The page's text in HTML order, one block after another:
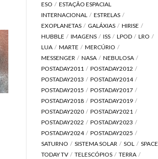
ESO
ESTAÇÃO ESPACIAL
INTERNACIONAL
ESTRELAS
EXOPLANETAS
GALÁXIAS
HIRISE
HUBBLE
IMAGENS ISS LPOD
LRO
LUA
MARTE
MERCÚRIO
MESSENGER
NASA
NEBULOSA
POSTADAY2011
POSTADAY2012
POSTADAY2013
POSTADAY2014
POSTADAY2015
POSTADAY2017
POSTADAY2018
POSTADAY2019
POSTADAY2020
POSTADAY2021
POSTADAY2022
POSTADAY2023
POSTADAY2024
POSTADAY2025
SATURNO
SISTEMA SOLAR SOL
SPACE
TODAY TV
TELESCÓPIOS TERRA